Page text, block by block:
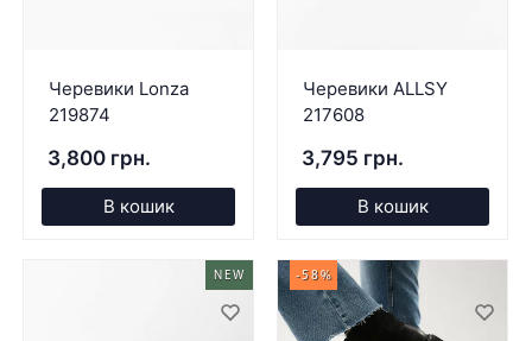
Черевики Lonza
219874
3,800 грн.
В кошик
Черевики ALLSY
217608
3,795 грн.
В кошик
NEW -58%